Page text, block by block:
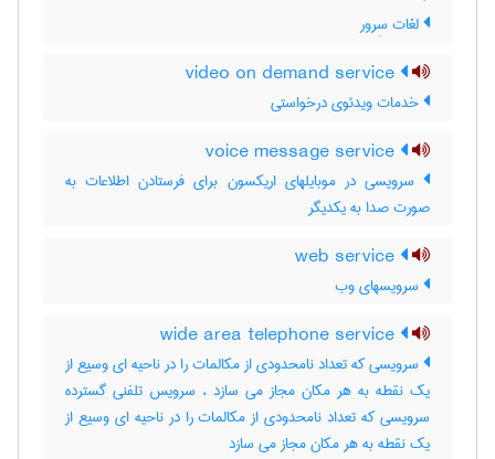
لغات سِرور
خدمات ویدئوی درخواستی
سرویسی در موبایلهای اریکسون برای فرستادن اطلاعات به
صورت صدا به یکدیگر
سرویسهای وب
سرویسی که تعداد نامحدودی از مکالمات را در ناحیه ای وسیع از
یک نقطه به هر مکان مجاز می سازد ، سرویس تلفنی گسترده
سرویسی که تعداد نامحدودی از مکالمات را در ناحیه ای وسیع از
یک نقطه به هر مکان مجاز می سازد